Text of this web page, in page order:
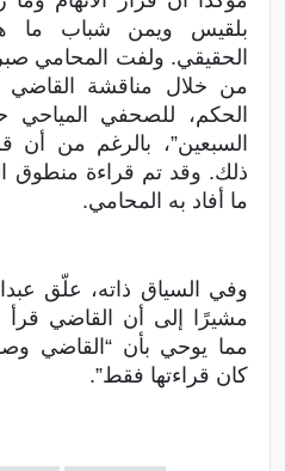
بلقيس ويمن شباب ما
الحقيقي. ولفت المحامي
من خلال مناقشة القاضي
الحكم، للصحفي المياحي
السبعين”، بالرغم من أن
ذلك. وقد تم قراءة منطوق
ما أفاد به المحامي.
وفي السياق ذاته، علّق
مشيرًا إلى أن القاضي قرأ
مما يوحي بأن “القاضي
كان قراءتها فقط”.